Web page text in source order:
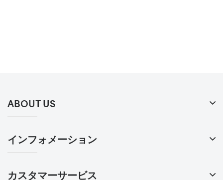
ABOUT US
インフォメーション
カスタマーサービス